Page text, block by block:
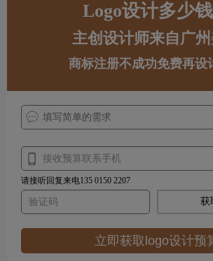
Logo设计多少
主创设计师来自广
商标注册不成功免费再设
请接听回复来电135 0150 2207
获
立即获取logo设计预